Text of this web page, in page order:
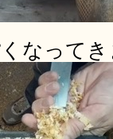
なって